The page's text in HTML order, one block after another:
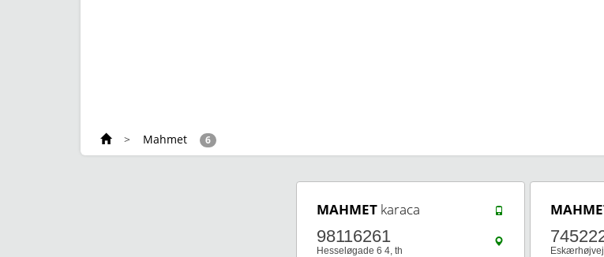
> Mahmet 6
MAHMET karaca
98116261
Hesseløgade 6 4, th